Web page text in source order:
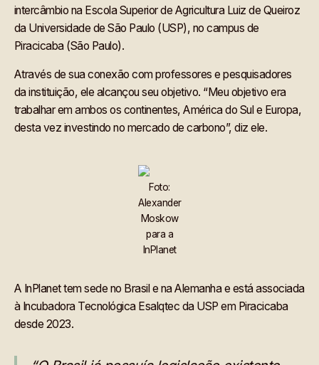
intercâmbio na Escola Superior de Agricultura Luiz de Queiroz
da Universidade de São Paulo (USP), no campus de
Piracicaba (São Paulo).
Através de sua conexão com professores e pesquisadores
da instituição, ele alcançou seu objetivo. “Meu objetivo era
trabalhar em ambos os continentes, América do Sul e Europa,
desta vez investindo no mercado de carbono”, diz ele.
Foto:
Alexander
Moskow
para a
InPlanet
A InPlanet tem sede no Brasil e na Alemanha e está associada
à Incubadora Tecnológica Esalqtec da USP em Piracicaba
desde 2023.